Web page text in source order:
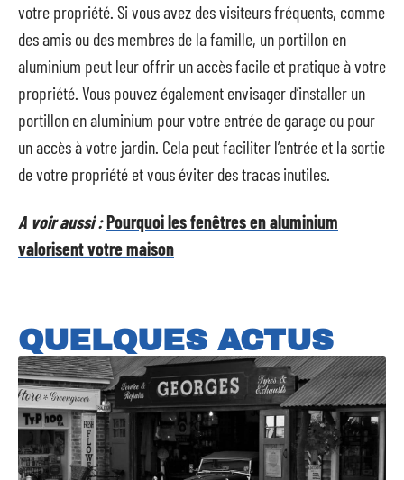
votre propriété. Si vous avez des visiteurs fréquents, comme
des amis ou des membres de la famille, un portillon en
aluminium peut leur offrir un accès facile et pratique à votre
propriété. Vous pouvez également envisager d’installer un
portillon en aluminium pour votre entrée de garage ou pour
un accès à votre jardin. Cela peut faciliter l’entrée et la sortie
de votre propriété et vous éviter des tracas inutiles.
A voir aussi :Pourquoi les fenêtres en aluminium
valorisent votre maison
QUELQUES ACTUS